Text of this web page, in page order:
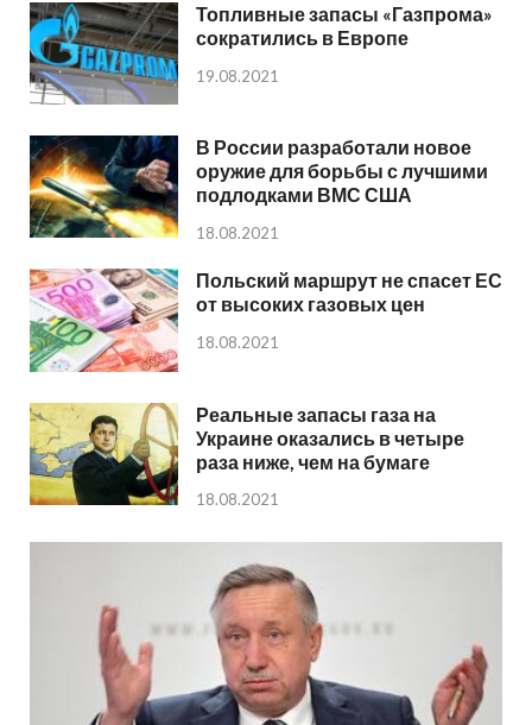
Топливные запасы «Газпрома»
сократились в Европе
19.08.2021
В России разработали новое
оружие для борьбы с лучшими
подлодками ВМС США
18.08.2021
Польский маршрут не спасет ЕС
от высоких газовых цен
18.08.2021
Реальные запасы газа на
Украине оказались в четыре
раза ниже, чем на бумаге
18.08.2021